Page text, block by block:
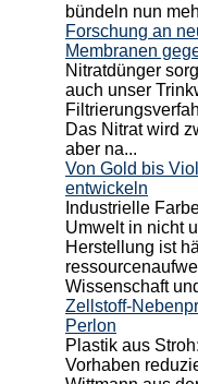
bündeln nun
Forschung an
Membranen
Nitratdünger
auch unser
Das Nitrat wird
aber na...
Von Gold bis
entwickeln
Industrielle
Umwelt in nicht
Herstellung ist
Wissenschaft
Zellstoff-
Perlon
Plastik aus
Vorhaben